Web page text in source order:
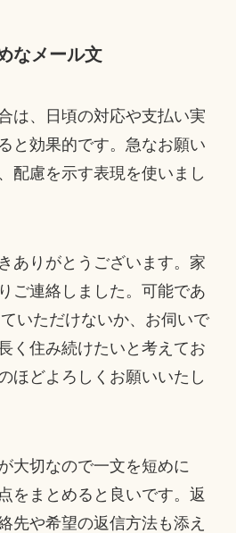
なメール文
は、日頃の対応や支払い実
と効果的です。急なお願い
配慮を示す表現を使いまし
ありがとうございます。家
ご連絡しました。可能であ
いただけないか、お伺いで
く住み続けたいと考えてお
ほどよろしくお願いいたし
大切なので一文を短めに
をまとめると良いです。返
先や希望の返信方法も添え